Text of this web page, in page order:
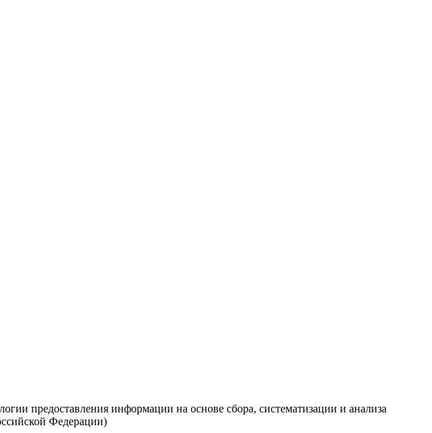
предоставления информации на основе сбора, систематизации и анализа
Федерации)